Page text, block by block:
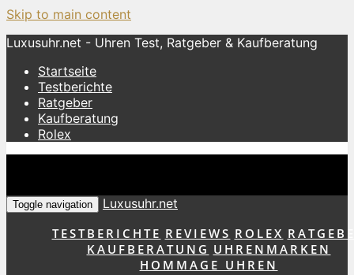
Skip to main content
Luxusuhr.net - Uhren Test, Ratgeber & Kaufberatung
Startseite
Testberichte
Ratgeber
Kaufberatung
Rolex
Toggle navigation
Luxusuhr.net
TESTBERICHTE REVIEWS ROLEX
KAUFBERATUNG UHRENMARKEN
HOMMAGE UHREN